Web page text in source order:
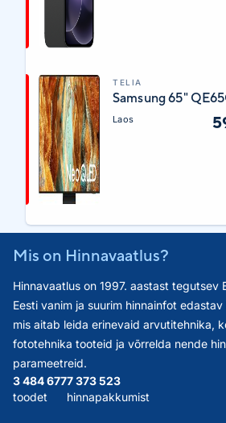
TELIA
Samsung 65"
Laos
Mis on Hinnavaatlus?
Hinnavaatlus on 1997. aastast tegutsev
Eesti vanim ja suurim hinnainfot
mis aitab leida erinevaid arvutitehnika,
fototehnika tooteid ja võrrelda nende
parameetreid.
3 484 677
toodet
7 373 523
hinnapakkumist